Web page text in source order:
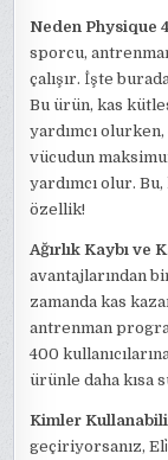
Neden Physique
sporcu,
çalışır. İşte
Bu ürün, kas
yardımcı olurken,
vücudun
yardımcı olur.
özellik!
Ağırlık Kaybı ve
avantajlarından
zamanda kas
antrenman
400
ürünle daha kısa
Kimler
geçiriyorsanız,